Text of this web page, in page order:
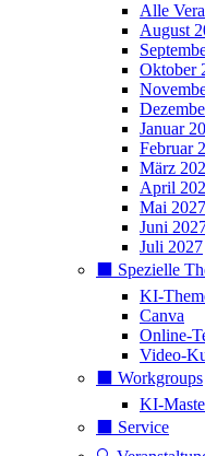
Alle
August
Oktober
Januar
Februar
März
April
Mai 2027
Juni
Juli 2027
⬛️ Spezielle
KI-
Canva
Online-
Video-
⬛️ Workgroups
KI-
⬛️ Service